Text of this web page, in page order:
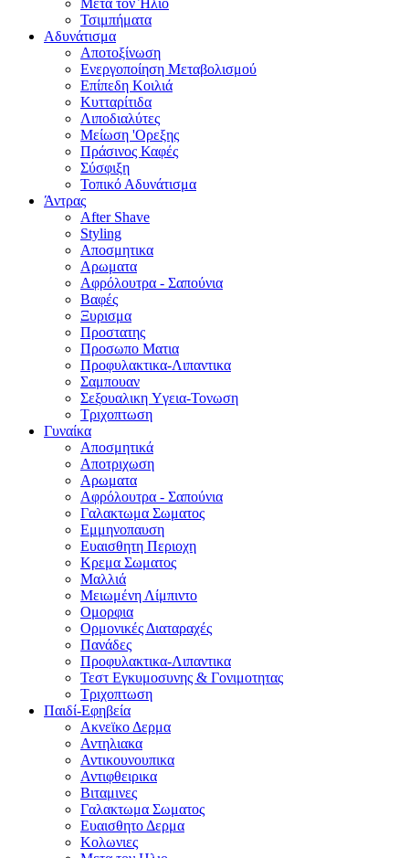
Μετά τον Ήλιο
Τσιμπήματα
Αδυνάτισμα
Αποτοξίνωση
Ενεργοποίηση Μεταβολισμού
Επίπεδη Κοιλιά
Κυτταρίτιδα
Λιποδιαλύτες
Μείωση 'Ορεξης
Πράσινος Καφές
Σύσφιξη
Τοπικό Αδυνάτισμα
Άντρας
After Shave
Styling
Αποσμητικα
Αρωματα
Αφρόλουτρα - Σαπούνια
Βαφές
Ξυρισμα
Προστατης
Προσωπο Ματια
Προφυλακτικα-Λιπαντικα
Σαμπουαν
Σεξουαλικη Yγεια-Τονωση
Τριχοπτωση
Γυναίκα
Αποσμητικά
Αποτριχωση
Αρωματα
Αφρόλουτρα - Σαπούνια
Γαλακτωμα Σωματος
Εμμηνοπαυση
Ευαισθητη Περιοχη
Κρεμα Σωματος
Μαλλιά
Μειωμένη Λίμπιντο
Ομορφια
Ορμονικές Διαταραχές
Πανάδες
Προφυλακτικα-Λιπαντικα
Τεστ Εγκυμοσυνης & Γονιμοτητας
Τριχοπτωση
Παιδί-Εφηβεία
Ακνεϊκο Δερμα
Αντηλιακα
Αντικουνουπικα
Αντιφθειρικα
Βιταμινες
Γαλακτωμα Σωματος
Ευαισθητο Δερμα
Κολωνιες